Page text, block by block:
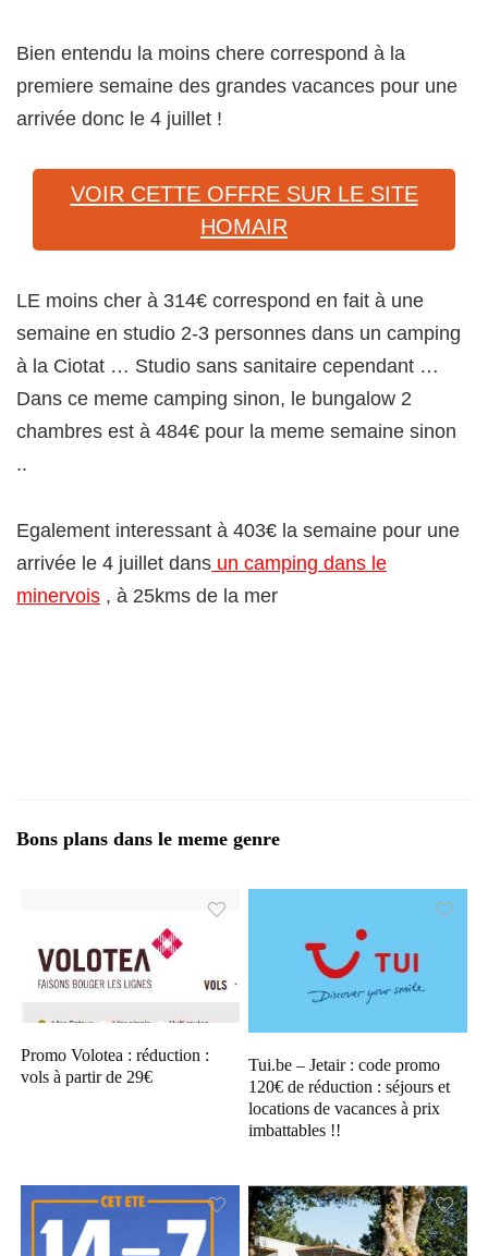
Bien entendu la moins chere correspond à la
premiere semaine des grandes vacances pour une
arrivée donc le 4 juillet !
VOIR CETTE OFFRE SUR LE SITE
HOMAIR
LE moins cher à 314€ correspond en fait à une
semaine en studio 2-3 personnes dans un camping
à la Ciotat … Studio sans sanitaire cependant …
Dans ce meme camping sinon, le bungalow 2
chambres est à 484€ pour la meme semaine sinon
..
Egalement interessant à 403€ la semaine pour une
arrivée le 4 juillet dans un camping dans le
minervois , à 25kms de la mer
Bons plans dans le meme genre
Promo Volotea : réduction :
vols à partir de 29€
Tui.be – Jetair : code promo
120€ de réduction : séjours et
locations de vacances à prix
imbattables !!